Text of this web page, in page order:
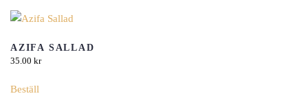
AZIFA SALLAD
35.00 kr
Beställ